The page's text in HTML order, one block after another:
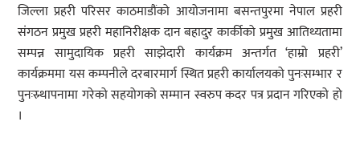
जिल्ला प्रहरी परिसर काठमाडौंको आयोजनामा बसन्तपुरमा नेपाल प्रहरी
संगठन प्रमुख प्रहरी महानिरीक्षक दान बहादुर कार्कीको प्रमुख आतिथ्यतामा
सम्पन्न सामुदायिक प्रहरी साझेदारी कार्यक्रम अन्तर्गत ‘हाम्रो प्रहरी’
कार्यक्रममा यस कम्पनीले दरबारमार्ग स्थित प्रहरी कार्यालयको पुनःसम्भार र
पुनःस्र्थापनामा गरेको सहयोगको सम्मान स्वरुप कदर पत्र प्रदान गरिएको हो
।